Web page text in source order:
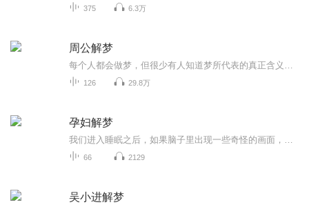
375 6.3万
周公解梦
126 29.8万
孕妇解梦
66 2129
吴小进解梦